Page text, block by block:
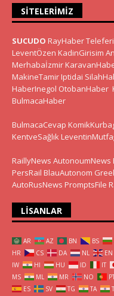
SITELERIMIZ
SUCUDO RayHaber
LeventÖzen KadinGirisim
Merhabaİzmir
MakineTamir Iptidai
HaberInegol OtobanHaber
BulmacaHaber
BulmacaCevap
KentveSağlık
RaillyNews AutonoumNews
PersRail BlauAutonom
AutoRusNews PromptsFile
LISANLAR
AR AZ BN BS
HR
CS DA NL EN
IW
HI HU ID IT
MS
ML MR NO
ES
SV TG TA